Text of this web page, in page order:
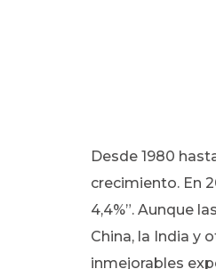
Desde 1980
crecimiento. En
4,4%”. Aunque
China, la India y
inmejorables